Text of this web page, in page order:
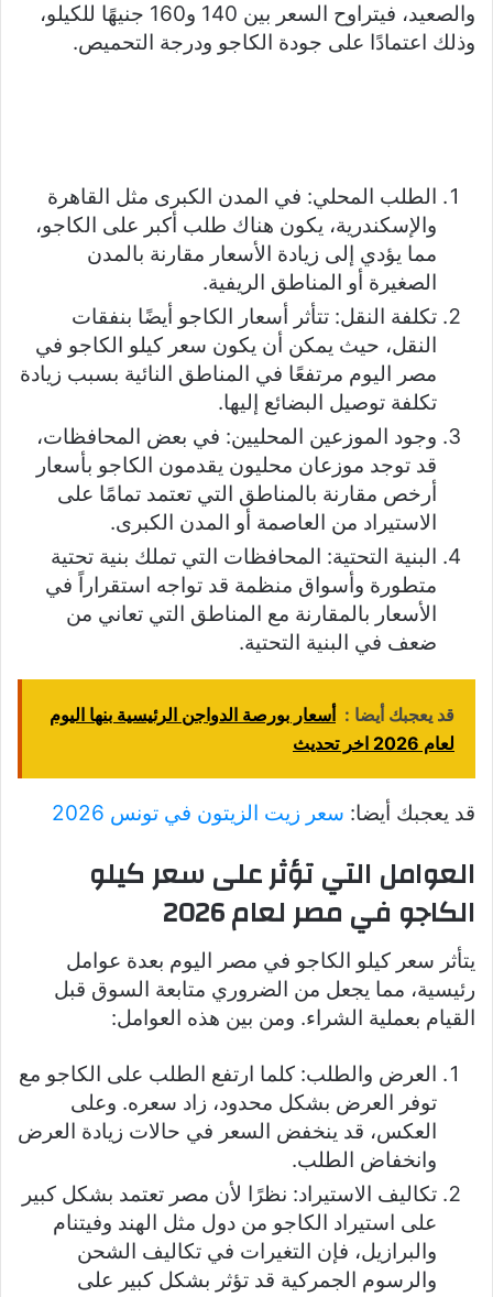
والصعيد، فيتراوح السعر بين 140 و160 جنيهًا للكيلو،
وذلك اعتمادًا على جودة الكاجو ودرجة التحميص.
الطلب المحلي: في المدن الكبرى مثل القاهرة
والإسكندرية، يكون هناك طلب أكبر على الكاجو،
مما يؤدي إلى زيادة الأسعار مقارنة بالمدن
الصغيرة أو المناطق الريفية.
تكلفة النقل: تتأثر أسعار الكاجو أيضًا بنفقات
النقل، حيث يمكن أن يكون سعر كيلو الكاجو في
مصر اليوم مرتفعًا في المناطق النائية بسبب زيادة
تكلفة توصيل البضائع إليها.
وجود الموزعين المحليين: في بعض المحافظات،
قد توجد موزعان محليون يقدمون الكاجو بأسعار
أرخص مقارنة بالمناطق التي تعتمد تمامًا على
الاستيراد من العاصمة أو المدن الكبرى.
البنية التحتية: المحافظات التي تملك بنية تحتية
متطورة وأسواق منظمة قد تواجه استقراراً في
الأسعار بالمقارنة مع المناطق التي تعاني من
ضعف في البنية التحتية.
قد يعجبك أيضا : أسعار بورصة الدواجن الرئيسية بنها اليوم
لعام 2026 اخر تحديث
قد يعجبك أيضا: سعر زيت الزيتون في تونس 2026
العوامل التي تؤثر على سعر كيلو
الكاجو في مصر لعام 2026
يتأثر سعر كيلو الكاجو في مصر اليوم بعدة عوامل
رئيسية، مما يجعل من الضروري متابعة السوق قبل
القيام بعملية الشراء. ومن بين هذه العوامل:
العرض والطلب: كلما ارتفع الطلب على الكاجو مع
توفر العرض بشكل محدود، زاد سعره. وعلى
العكس، قد ينخفض السعر في حالات زيادة العرض
وانخفاض الطلب.
تكاليف الاستيراد: نظرًا لأن مصر تعتمد بشكل كبير
على استيراد الكاجو من دول مثل الهند وفيتنام
والبرازيل، فإن التغيرات في تكاليف الشحن
والرسوم الجمركية قد تؤثر بشكل كبير على